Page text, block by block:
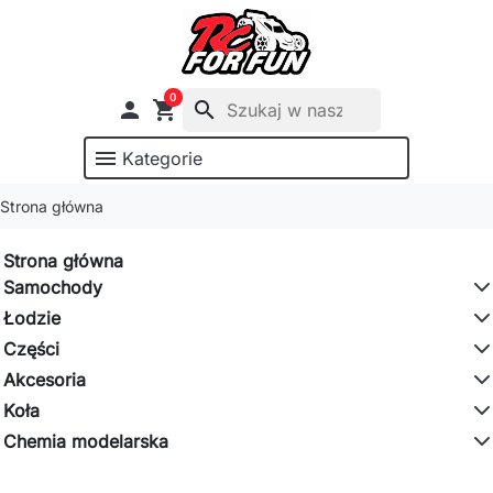
 shopping_cart
0
search
menu Kategorie
Strona główna
Strona główna
Samochody
Łodzie
Części
Akcesoria
Koła
Chemia modelarska